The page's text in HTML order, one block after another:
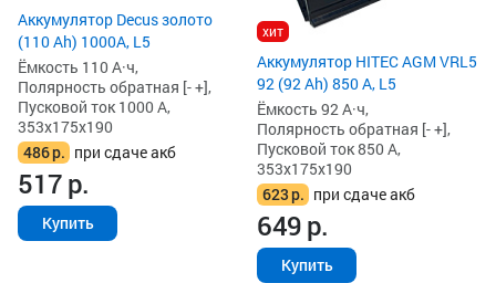
Аккумулятор Decus золото
(110 Ah) 1000A, L5
Ёмкость 110 А·ч,
Полярность обратная [- +],
Пусковой ток 1000 А,
353x175x190
486р. при сдаче акб
517р.
Купить
хит
Аккумулятор HITEC AGM VRL5
92 (92 Ah) 850 А, L5
Ёмкость 92 А·ч,
Полярность обратная [- +],
Пусковой ток 850 А,
353x175x190
623р. при сдаче акб
649р.
Купить